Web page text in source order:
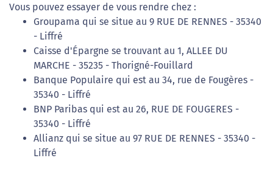
Vous pouvez essayer de vous rendre chez :
Groupama qui se situe au 9 RUE DE RENNES - 35340
- Liffré
Caisse d'Épargne se trouvant au 1, ALLEE DU
MARCHE - 35235 - Thorigné-Fouillard
Banque Populaire qui est au 34, rue de Fougères -
35340 - Liffré
BNP Paribas qui est au 26, RUE DE FOUGERES -
35340 - Liffré
Allianz qui se situe au 97 RUE DE RENNES - 35340 -
Liffré